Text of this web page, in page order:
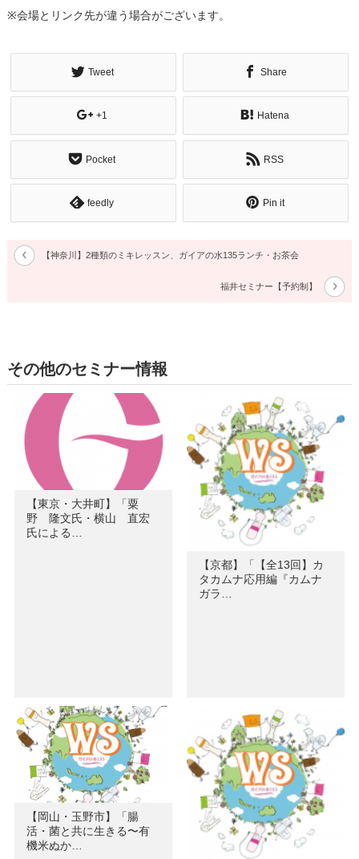
※会場とリンク先が違う場合がございます。
Tweet Share
+1 Hatena
Pocket RSS
feedly Pin it
【神奈川】2種類のミキレッスン、ガイアの水135ランチ・お茶会
福井セミナー【予約制】
その他のセミナー情報
【東京・大井町】「粟
野 隆文氏・横山 直宏
氏による…
【京都】「【全13回】カ
タカムナ応用編『カムナ
ガラ…
【岡山・玉野市】「腸
活・菌と共に生きる〜有
機米ぬか…